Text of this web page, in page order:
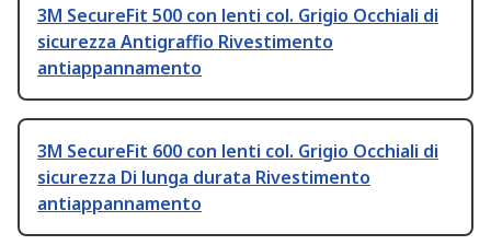
3M SecureFit 500 con lenti col. Grigio Occhiali di
sicurezza Antigraffio Rivestimento
antiappannamento
3M SecureFit 600 con lenti col. Grigio Occhiali di
sicurezza Di lunga durata Rivestimento
antiappannamento